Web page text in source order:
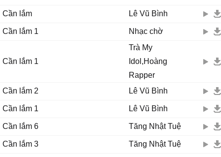
Cần lắm ngay lúc này, cần được khóc cho vơi đầy
Người đã xa ta rồi, người bước đi quá vội
***
Ngày qua khô héo đến mỗi đêm
Cần lắm trên khung trời, giọt nắng nói đôi lời
Cần lắm Lê Vũ Bình
Cần lắm 1 Nhạc chờ
Cần lắm 1
Trà My
Idol,Hoàng
Rapper
Cần lắm 2
Lê Vũ Bình
Cần lắm 1 Lê Vũ Bình
Cần lắm 6 Tăng Nhật Tuệ
Cần lắm 3 Tăng Nhật Tuệ